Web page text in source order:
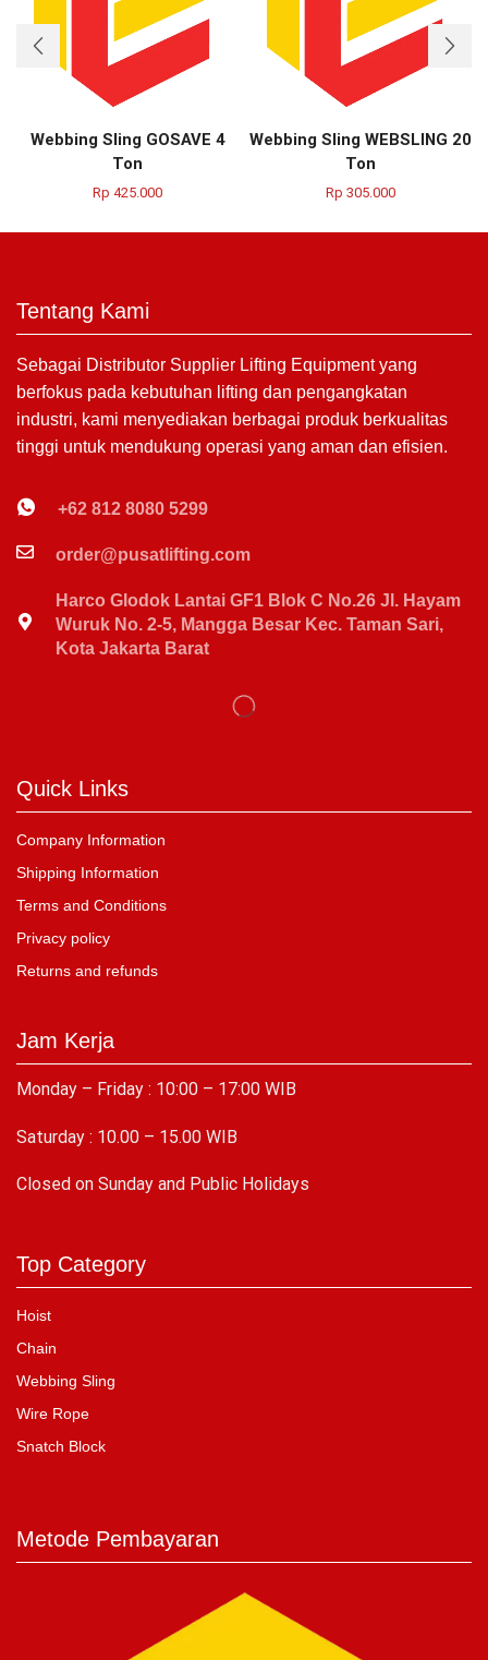
Webbing Sling GOSAVE 4
Ton
Rp 425.000
Webbing Sling WEBSLING 20
Ton
Rp 305.000
Tentang Kami
Sebagai Distributor Supplier Lifting Equipment yang
berfokus pada kebutuhan lifting dan pengangkatan
industri, kami menyediakan berbagai produk berkualitas
tinggi untuk mendukung operasi yang aman dan efisien.
+62 812 8080 5299
order@pusatlifting.com
Harco Glodok Lantai GF1 Blok C No.26 Jl. Hayam
Wuruk No. 2-5, Mangga Besar Kec. Taman Sari,
Kota Jakarta Barat
Quick Links
Company Information
Shipping Information
Terms and Conditions
Privacy policy
Returns and refunds
Jam Kerja
Monday – Friday : 10:00 – 17:00 WIB
Saturday : 10.00 – 15.00 WIB
C losed on Sunday and Public Holidays
Top Category
Hoist
Chain
Webbing Sling
Wire Rope
Snatch Block
Metode Pembayaran